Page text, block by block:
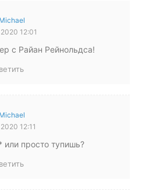
Michael
12:01
с Райан Рейнольдса!
Michael
12:11
просто тупишь?